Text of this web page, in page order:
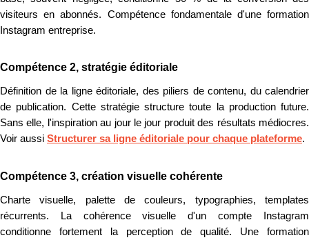
visiteurs en abonnés. Compétence fondamentale d'une formation
Instagram entreprise.
Compétence 2, stratégie éditoriale
Définition de la ligne éditoriale, des piliers de contenu, du calendrier
de publication. Cette stratégie structure toute la production future.
Sans elle, l'inspiration au jour le jour produit des résultats médiocres.
Voir aussi Structurer sa ligne éditoriale pour chaque plateforme.
Compétence 3, création visuelle cohérente
Charte visuelle, palette de couleurs, typographies, templates
récurrents. La cohérence visuelle d'un compte Instagram
conditionne fortement la perception de qualité. Une formation